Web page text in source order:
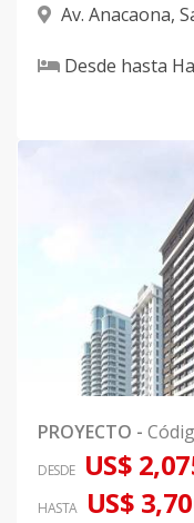
Av. Anacaona,
Desde hasta
PROYECTO -
DESDE US$
HASTA US$